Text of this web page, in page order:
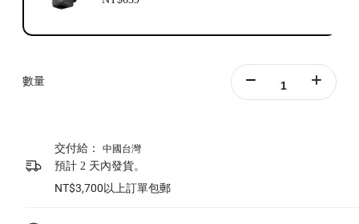
數量
交付給： 中國台灣
預計 2 天內發貨。
NT$3,700以上訂單包郵